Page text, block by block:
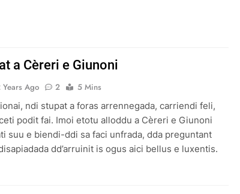
a Cèreri e Giunoni
Years Ago 2
5 Mins
ndi stupat a foras arrennegada, carriendi feli,
podit fai. Imoi etotu alloddu a Cèreri e Giunoni
suu e biendi-ddi sa faci unfrada, dda preguntant
dd’arruinit is ogus aici bellus e luxentis.